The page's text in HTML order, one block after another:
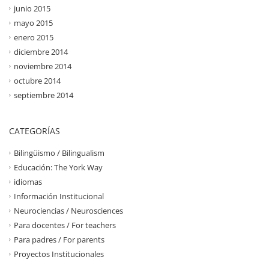
junio 2015
mayo 2015
enero 2015
diciembre 2014
noviembre 2014
octubre 2014
septiembre 2014
CATEGORÍAS
Bilingüismo / Bilingualism
Educación: The York Way
idiomas
Información Institucional
Neurociencias / Neurosciences
Para docentes / For teachers
Para padres / For parents
Proyectos Institucionales